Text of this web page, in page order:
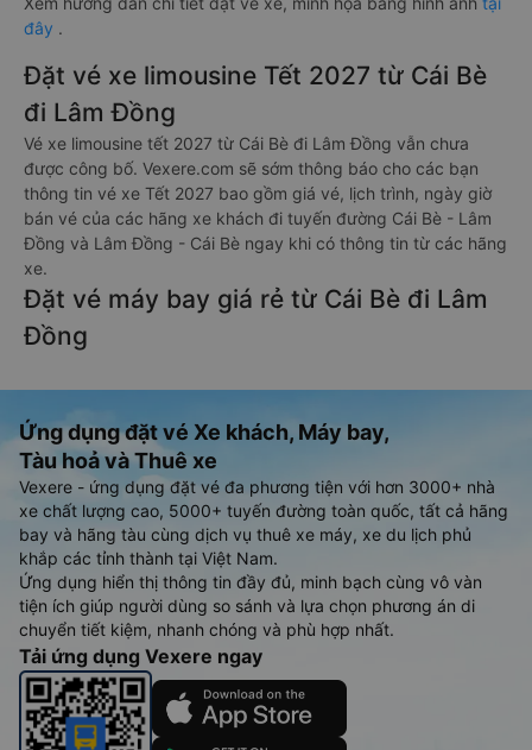
đây .
Đặt vé xe limousine Tết 2027 từ Cái Bè
đi Lâm Đồng
Vé xe limousine tết 2027 từ Cái Bè đi Lâm Đồng vẫn chưa
được công bố. Vexere.com sẽ sớm thông báo cho các bạn
thông tin vé xe Tết 2027 bao gồm giá vé, lịch trình, ngày giờ
bán vé của các hãng xe khách đi tuyến đường Cái Bè - Lâm
Đồng và Lâm Đồng - Cái Bè ngay khi có thông tin từ các hãng
xe.
Đặt vé máy bay giá rẻ từ Cái Bè đi Lâm
Đồng
Ứng dụng đặt vé Xe khách, Máy bay,
Tàu hoả và Thuê xe
Vexere - ứng dụng đặt vé đa phương tiện với hơn 3000+ nhà
xe chất lượng cao, 5000+ tuyến đường toàn quốc, tất cả hãng
bay và hãng tàu cùng dịch vụ thuê xe máy, xe du lịch phủ
khắp các tỉnh thành tại Việt Nam.
Ứng dụng hiển thị thông tin đầy đủ, minh bạch cùng vô vàn
tiện ích giúp người dùng so sánh và lựa chọn phương án di
chuyển tiết kiệm, nhanh chóng và phù hợp nhất.
Tải ứng dụng Vexere ngay